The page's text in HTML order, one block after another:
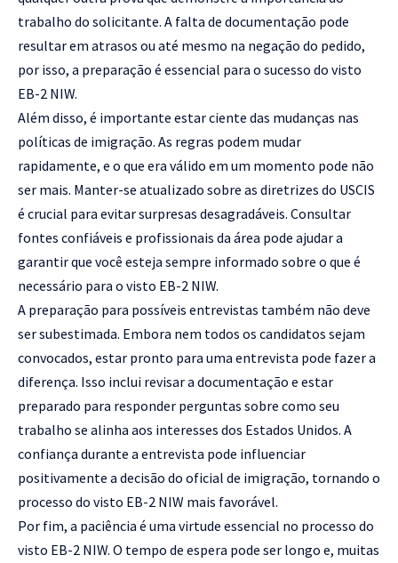
trabalho do solicitante. A falta de documentação pode
resultar em atrasos ou até mesmo na negação do pedido,
por isso, a preparação é essencial para o sucesso do visto
EB-2 NIW.
Além disso, é importante estar ciente das mudanças nas
políticas de imigração. As regras podem mudar
rapidamente, e o que era válido em um momento pode não
ser mais. Manter-se atualizado sobre as diretrizes do USCIS
é crucial para evitar surpresas desagradáveis. Consultar
fontes confiáveis e profissionais da área pode ajudar a
garantir que você esteja sempre informado sobre o que é
necessário para o visto EB-2 NIW.
A preparação para possíveis entrevistas também não deve
ser subestimada. Embora nem todos os candidatos sejam
convocados, estar pronto para uma entrevista pode fazer a
diferença. Isso inclui revisar a documentação e estar
preparado para responder perguntas sobre como seu
trabalho se alinha aos interesses dos Estados Unidos. A
confiança durante a entrevista pode influenciar
positivamente a decisão do oficial de imigração, tornando o
processo do visto EB-2 NIW mais favorável.
Por fim, a paciência é uma virtude essencial no processo do
visto EB-2 NIW. O tempo de espera pode ser longo e, muitas